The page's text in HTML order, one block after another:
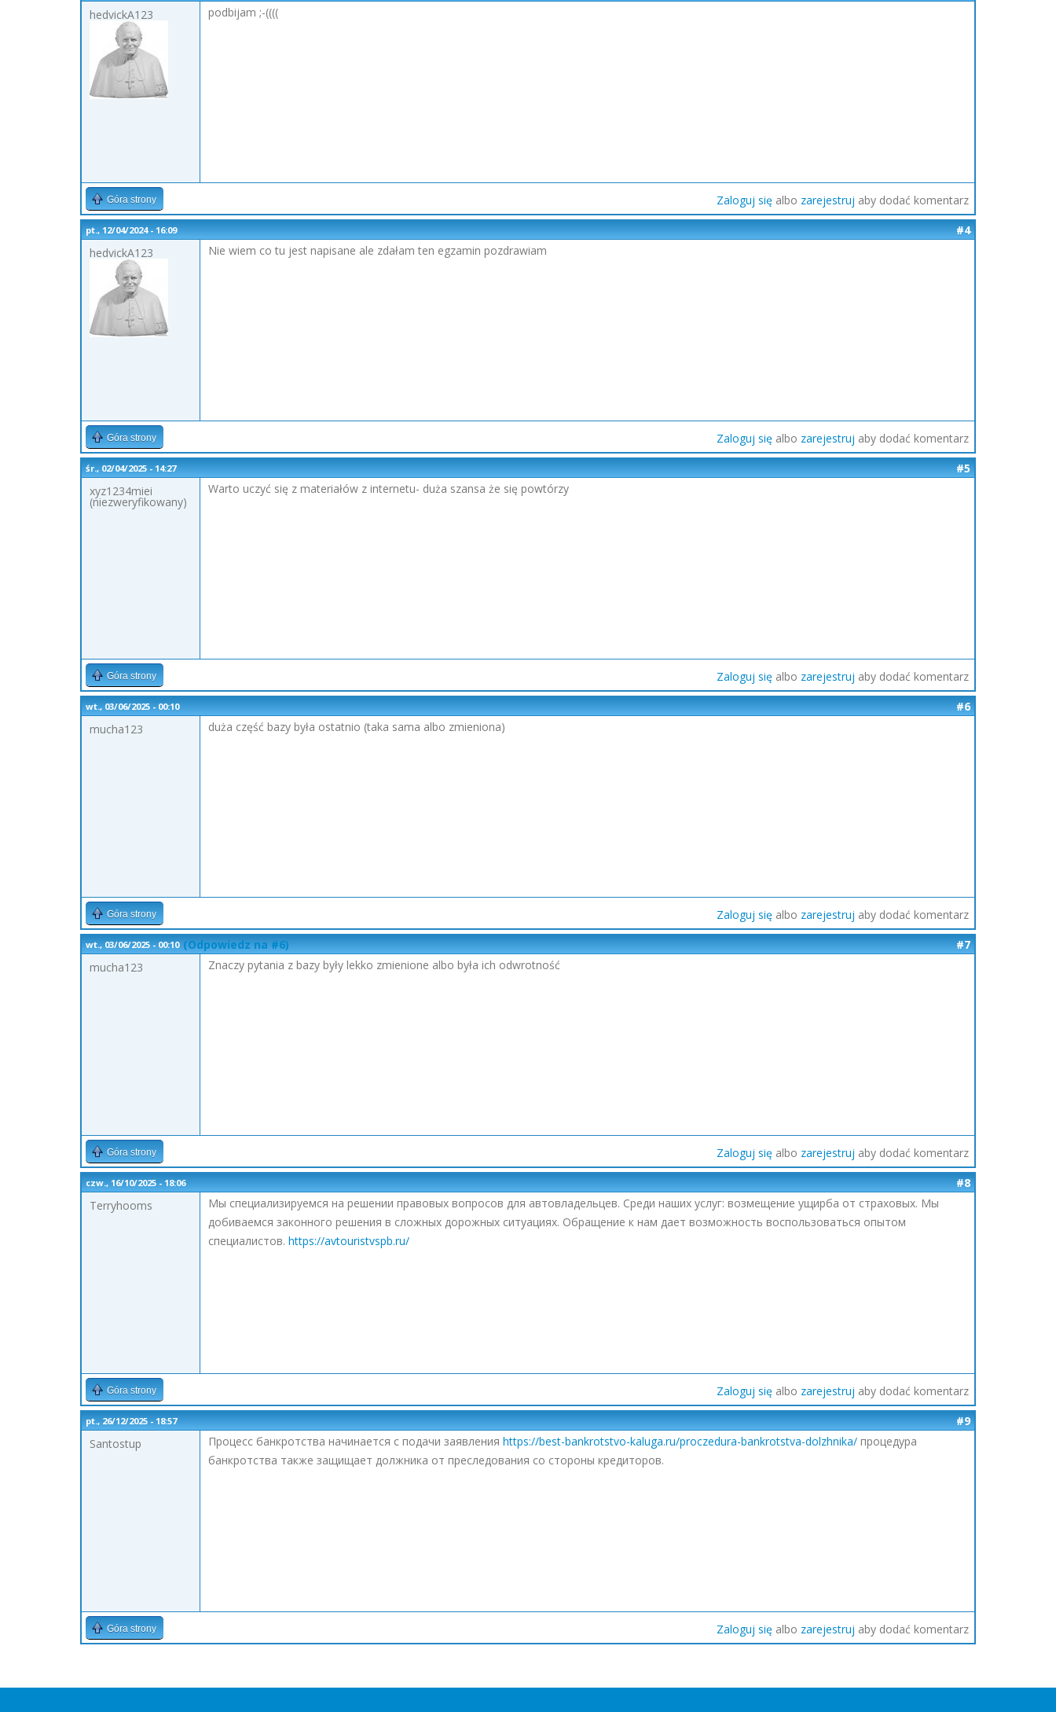
hedvickA123
podbijam ;-((((
Góra strony Zaloguj się albo zarejestruj aby dodać komentarz
pt., 12/04/2024 - 16:09
#4
hedvickA123
Nie wiem co tu jest napisane ale zdałam ten egzamin pozdrawiam
Góra strony Zaloguj się albo zarejestruj aby dodać komentarz
śr., 02/04/2025 - 14:27
#5
xyz1234miei
(niezweryfikowany)
Warto uczyć się z materiałów z internetu- duża szansa że się powtórzy
Góra strony Zaloguj się albo zarejestruj aby dodać komentarz
wt., 03/06/2025 - 00:10
#6
mucha123
duża część bazy była ostatnio (taka sama albo zmieniona)
Góra strony Zaloguj się albo zarejestruj aby dodać komentarz
wt., 03/06/2025 - 00:10 (Odpowiedz na #6)
#7
mucha123
Znaczy pytania z bazy były lekko zmienione albo była ich odwrotność
Góra strony Zaloguj się albo zarejestruj aby dodać komentarz
czw., 16/10/2025 - 18:06
#8
Terryhooms
Мы специализируемся на решении правовых вопросов для автовладельцев. Среди наших услуг: возмещение ущирба от страховых. Мы
добиваемся законного решения в сложных дорожных ситуациях. Обращение к нам дает возможность воспользоваться опытом
специалистов. https://avtouristvspb.ru/
Góra strony Zaloguj się albo zarejestruj aby dodać komentarz
pt., 26/12/2025 - 18:57
#9
Santostup
Процесс банкротства начинается с подачи заявления https://best-bankrotstvo-kaluga.ru/proczedura-bankrotstva-dolzhnika/ процедура
банкротства также защищает должника от преследования со стороны кредиторов.
Góra strony Zaloguj się albo zarejestruj aby dodać komentarz